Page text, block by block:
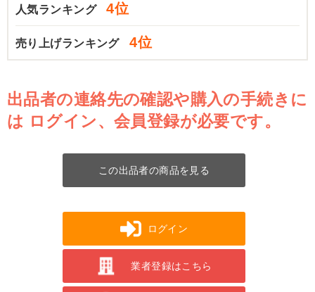
人気ランキング 4位
売り上げランキング 4位
出品者の連絡先の確認や購入の手続きに
は ログイン、会員登録が必要です。
この出品者の商品を見る
ログイン
業者登録はこちら